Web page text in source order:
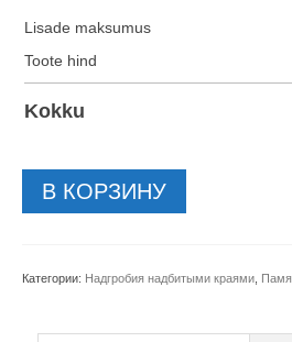
Lisade maksumus
Toote hind
Kokku
товара
В КОРЗИНУ
Категории: Надгробия надбитыми краями